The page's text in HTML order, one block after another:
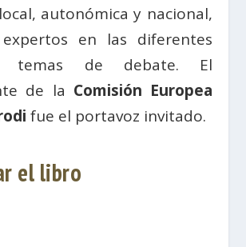
autonómica y nacional,
en las diferentes
temas de debate. El
de la Comisión Europea
fue el portavoz invitado.
el libro